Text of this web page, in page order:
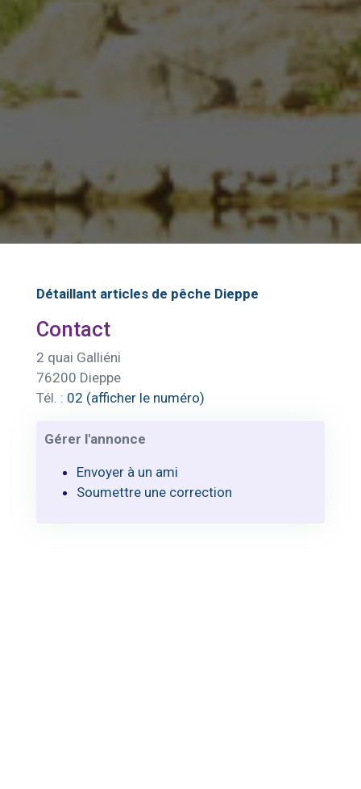
Détaillant articles de pêche Dieppe
Contact
2 quai Galliéni
76200 Dieppe
Tél. : 02 (afficher le numéro)
Gérer l'annonce
Envoyer à un ami
Soumettre une correction